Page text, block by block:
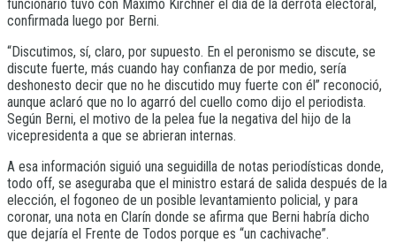
funcionario tuvo con Máximo Kirchner el día de la derrota electoral,
confirmada luego por Berni.
“Discutimos, sí, claro, por supuesto. En el peronismo se discute, se
discute fuerte, más cuando hay confianza de por medio, sería
deshonesto decir que no he discutido muy fuerte con él” reconoció,
aunque aclaró que no lo agarró del cuello como dijo el periodista.
Según Berni, el motivo de la pelea fue la negativa del hijo de la
vicepresidenta a que se abrieran internas.
A esa información siguió una seguidilla de notas periodísticas donde,
todo off, se aseguraba que el ministro estará de salida después de la
elección, el fogoneo de un posible levantamiento policial, y para
coronar, una nota en Clarín donde se afirma que Berni habría dicho
que dejaría el Frente de Todos porque es “un cachivache”.